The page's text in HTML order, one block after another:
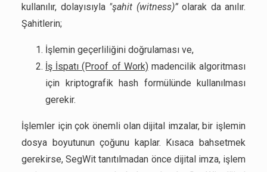
kullanılır, dolayısıyla "şahit (witness)”olarak da anılır.
Şahitlerin;
İşlemin geçerliliğini doğrulaması ve,
İş İspatı (Proof of Work)madencilik algoritması
için kriptografik hash formülünde kullanılması
gerekir.
İşlemler için çok önemli olan dijital imzalar, bir işlemin
dosya boyutunun çoğunu kaplar. Kısaca bahsetmek
gerekirse, SegWit tanıtılmadan önce dijital imza, işlem